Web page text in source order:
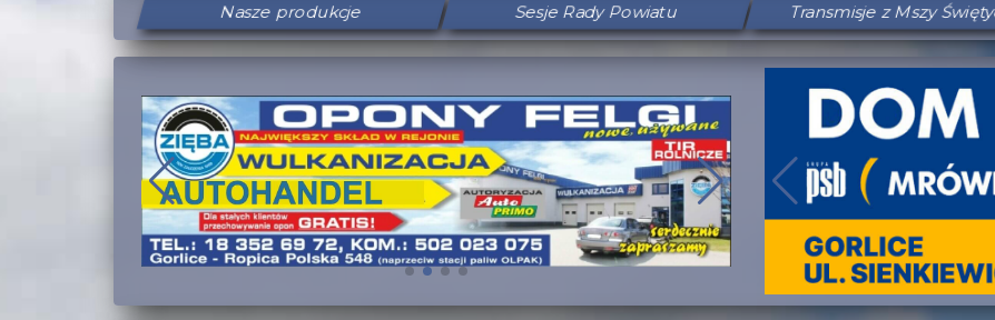
Nasze produkcje Sesje Rady Powiatu Transmisje z Mszy